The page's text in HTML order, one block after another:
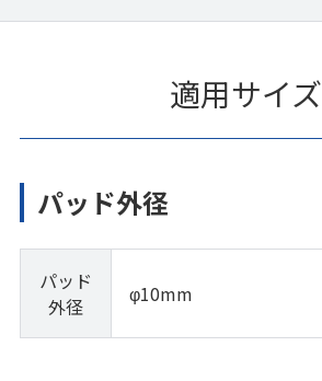
適用サイズ
パッド外径
パッド
外径
φ10mm